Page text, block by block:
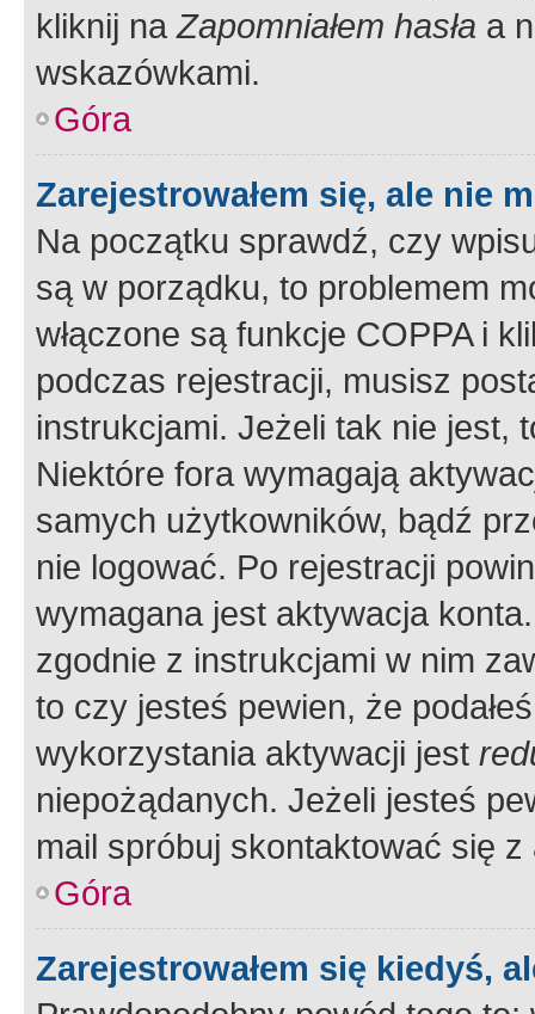
kliknij naZapomniałem hasła a
wskazówkami.
Góra
Zarejestrowałem się, ale nie
Na początku sprawdź, czy
są w porządku, to problemem
włączone są funkcje COPPA i
podczas rejestracji, musisz
instrukcjami. Jeżeli tak nie jest,
Niektóre fora wymagają
samych użytkowników, bądź
nie logować. Po rejestracji
wymagana jest aktywacja
zgodnie z instrukcjami w nim
to czy jesteś pewien, że
wykorzystania aktywacji jest
niepożądanych. Jeżeli jesteś
mail spróbuj skontaktować się
Góra
Zarejestrowałem się kiedyś,